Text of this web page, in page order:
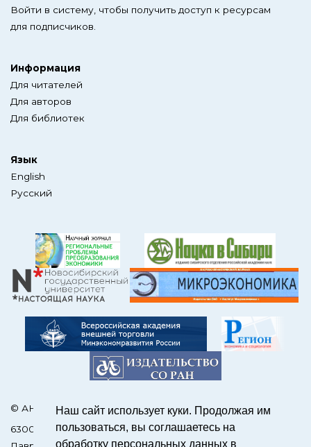
Наш сайт использует куки. Продолжая им
пользоваться, вы соглашаетесь на
обработку персональных данных в
Войти в систему, чтобы получить доступ к ресурсам
для подписчиков.
Информация
Для читателей
Для авторов
Для библиотек
Язык
English
Русский
© АНО Редакция журнала «ЭКО»
630090, Россия, Новосибирск, пр. Академика